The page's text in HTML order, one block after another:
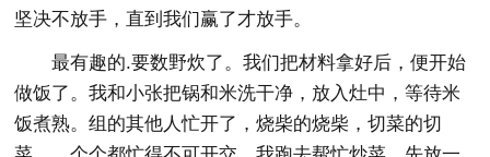
坚决不放手，直到我们赢了才放手。
最有趣的.要数野炊了。我们把材料拿好后，便开始
做饭了。我和小张把锅和米洗干净，放入灶中，等待米
饭煮熟。组的其他人忙开了，烧柴的烧柴，切菜的切